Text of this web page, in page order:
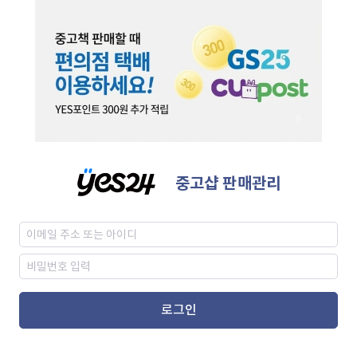
중고샵 판매관리
로그인